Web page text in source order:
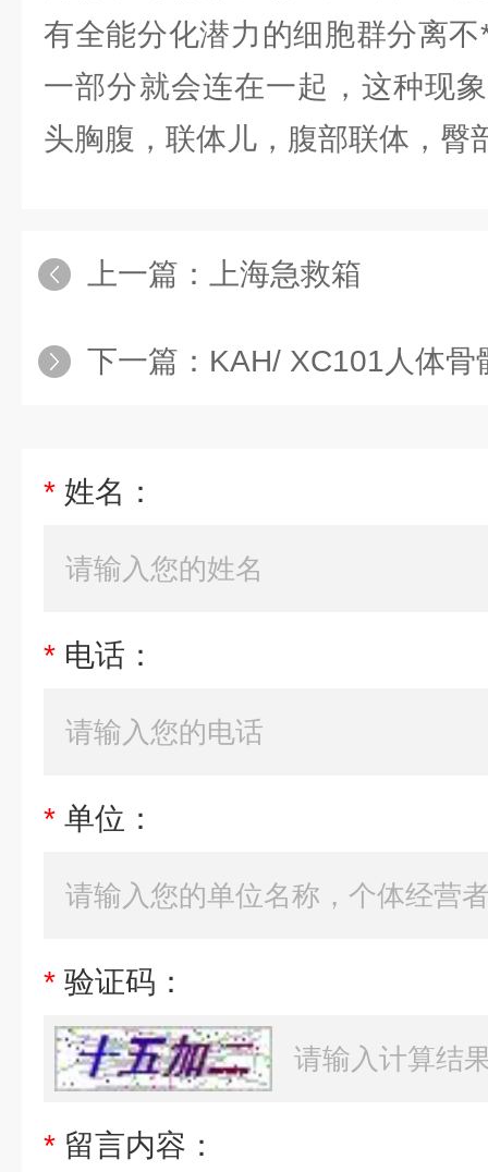
有全能分化潜力的细胞群分离
一部分就会连在一起，这种现
头胸腹，联体儿，腹部联体，臀
上一篇： 上海急救箱
下一篇： KAH/ XC101人体骨
* 姓名：
* 电话：
* 单位：
* 验证码：
* 留言内容：